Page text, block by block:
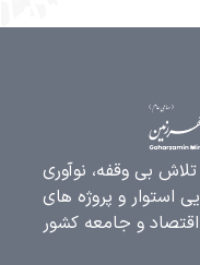
وقفه، نوآوری
و پروژه های
و جامعه کشور